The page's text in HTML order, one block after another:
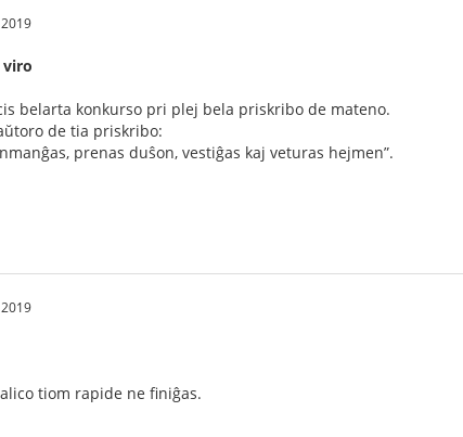
viro
belarta konkurso pri plej bela priskribo de mateno.
de tia priskribo:
prenas duŝon, vestiĝas kaj veturas hejmen”.
tiom rapide ne finiĝas.